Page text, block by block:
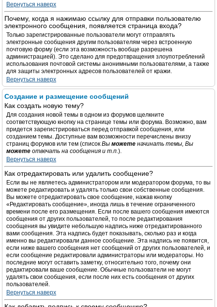
Вернуться наверх
Почему, когда я нажимаю ссылку для отправки пользователю
электронного сообщения, появляется страница входа?
Только зарегистрированные пользователи могут отправлять
электронные сообщения другим пользователям через встроенную
почтовую форму (если эта возможность вообще разрешена
администрацией). Это сделано для предотвращения злоупотреблений
использования почтовой системы анонимными пользователями, а также
для защиты электронных адресов пользователей от кражи.
Вернуться наверх
Создание и размещение сообщений
Как создать новую тему?
Для создания новой темы в одном из форумов щелкните
соответствующую кнопку на странице темы или форума. Возможно, вам
придется зарегистрироваться перед отправкой сообщения, или
созданием темы. Доступные вам возможности перечислены внизу
страниц форумов или тем (список Вы можете начинать темы, Вы
можете отвечать на сообщения и т.п.).
Вернуться наверх
Как отредактировать или удалить сообщение?
Если вы не являетесь администратором или модератором форума, то вы
можете редактировать и удалять только свои собственные сообщения.
Вы можете отредактировать свое сообщение, нажав кнопку
«Редактировать сообщение», иногда лишь в течение ограниченного
времени после его размещения. Если после вашего сообщения имеются
сообщения от других пользователей, то после редактирования
сообщения вы увидите небольшую надпись ниже отредактированного
вами сообщения. Эта надпись будет показывать, сколько раз и когда
именно вы редактировали данное сообщение. Эта надпись не появится,
если ниже вашего сообщения нет сообщений от других пользователей, и
если сообщение редактировали администраторы или модераторы. Но
последние могут оставить заметку, относительно того, почему они
редактировали ваше сообщение. Обычные пользователи не могут
удалять свои сообщения, если после них есть сообщения от других
пользователей.
Вернуться наверх